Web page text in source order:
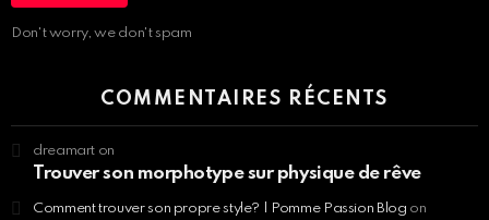
Don't worry, we don't spam
COMMENTAIRES RÉCENTS
dreamart on
Trouver son morphotype sur physique de rêve
Comment trouver son propre style? | Pomme Passion Blog on